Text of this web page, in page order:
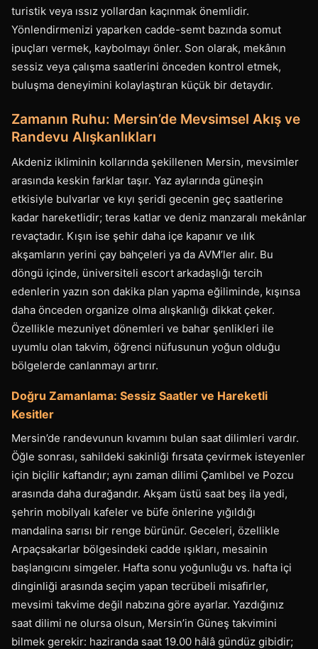
turistik veya ıssız yollardan kaçınmak önemlidir.
Yönlendirmenizi yaparken cadde-semt bazında somut
ipuçları vermek, kaybolmayı önler. Son olarak, mekânın
sessiz veya çalışma saatlerini önceden kontrol etmek,
buluşma deneyimini kolaylaştıran küçük bir detaydır.
Zamanın Ruhu: Mersin’de Mevsimsel Akış ve
Randevu Alışkanlıkları
Akdeniz ikliminin kollarında şekillenen Mersin, mevsimler
arasında keskin farklar taşır. Yaz aylarında güneşin
etkisiyle bulvarlar ve kıyı şeridi gecenin geç saatlerine
kadar hareketlidir; teras katlar ve deniz manzaralı mekânlar
revaçtadır. Kışın ise şehir daha içe kapanır ve ılık
akşamların yerini çay bahçeleri ya da AVM’ler alır. Bu
döngü içinde, üniversiteli escort arkadaşlığı tercih
edenlerin yazın son dakika plan yapma eğiliminde, kışınsa
daha önceden organize olma alışkanlığı dikkat çeker.
Özellikle mezuniyet dönemleri ve bahar şenlikleri ile
uyumlu olan takvim, öğrenci nüfusunun yoğun olduğu
bölgelerde canlanmayı artırır.
Doğru Zamanlama: Sessiz Saatler ve Hareketli
Kesitler
Mersin’de randevunun kıvamını bulan saat dilimleri vardır.
Öğle sonrası, sahildeki sakinliği fırsata çevirmek isteyenler
için biçilir kaftandır; aynı zaman dilimi Çamlıbel ve Pozcu
arasında daha durağandır. Akşam üstü saat beş ila yedi,
şehrin mobilyalı kafeler ve büfe önlerine yığıldığı
mandalina sarısı bir renge bürünür. Geceleri, özellikle
Arpaçsakarlar bölgesindeki cadde ışıkları, mesainin
başlangıcını simgeler. Hafta sonu yoğunluğu vs. hafta içi
dinginliği arasında seçim yapan tecrübeli misafirler,
mevsimi takvime değil nabzına göre ayarlar. Yazdığınız
saat dilimi ne olursa olsun, Mersin’in Güneş takvimini
bilmek gerekir: haziranda saat 19.00 hâlâ gündüz gibidir;